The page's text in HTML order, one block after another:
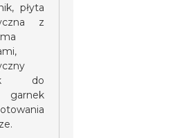
płyta
z
do
garnek